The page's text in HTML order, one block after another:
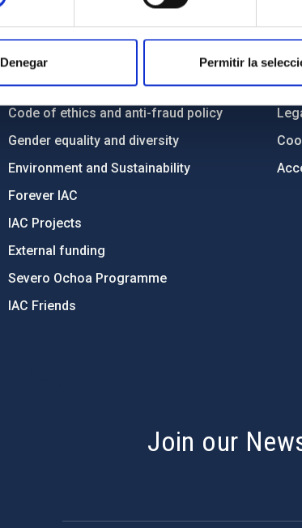
Denegar Permitir la
ABOUT THE IAC
Legislation
Transparency
Code of ethics and anti-fraud policy
Gender equality and diversity
Environment and Sustainability
Forever IAC
IAC Projects
External funding
Severo Ochoa Programme
IAC Friends
IAC
Join our